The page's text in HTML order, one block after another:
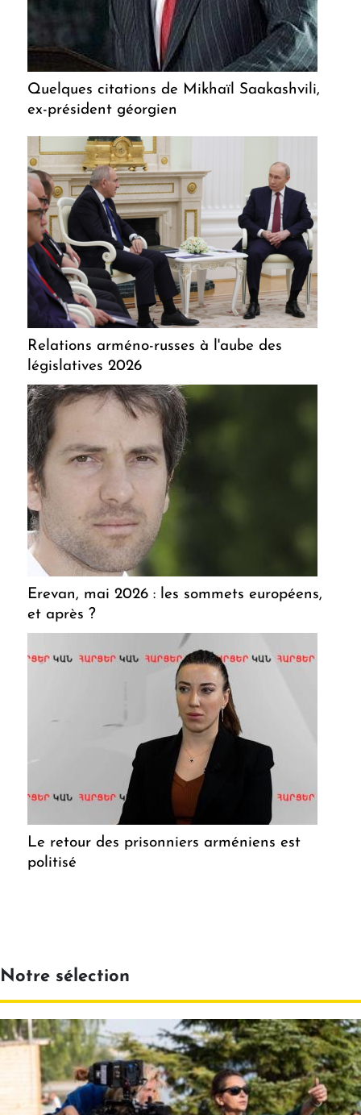
Quelques citations de Mikhaïl Saakashvili,
ex-président géorgien
Relations arméno-russes à l'aube des
législatives 2026
Erevan, mai 2026 : les sommets européens,
et après ?
Le retour des prisonniers arméniens est
politisé
Notre sélection